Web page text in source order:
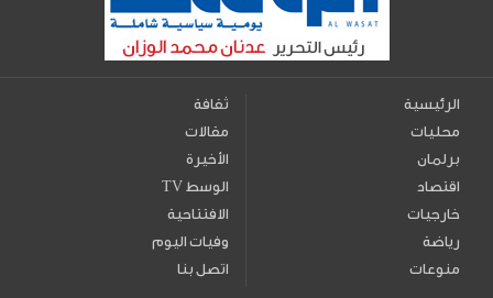
الرئيسية
محليات
برلمان
اقتصاد
خارجيات
رياضة
منوعات
ثقافة
مقالات
الأخيرة
TV الوسط
الافتتاحية
وفيات اليوم
اتصل بنا